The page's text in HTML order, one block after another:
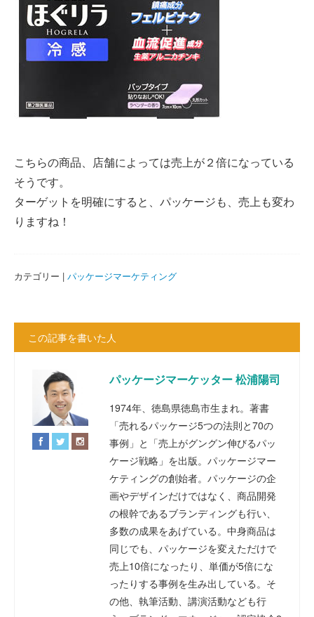
こちらの商品、店舗によっては売上が２倍になっている
そうです。
ターゲットを明確にすると、パッケージも、売上も変わ
りますね！
カテゴリー | パッケージマーケティング
この記事を書いた人
パッケージマーケッター 松浦陽司
1974年、徳島県徳島市生まれ。著書
「売れるパッケージ5つの法則と70の
事例」と「売上がグングン伸びるパッ
ケージ戦略」を出版。パッケージマー
ケティングの創始者。パッケージの企
画やデザインだけではなく、商品開発
の根幹であるブランディングも行い、
多数の成果をあげている。中身商品は
同じでも、パッケージを変えただけで
売上10倍になったり、単価が5倍にな
ったりする事例を生み出している。そ
の他、執筆活動、講演活動なども行